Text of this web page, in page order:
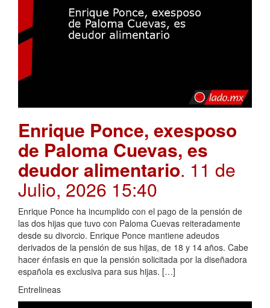
Enrique Ponce, exesposo
de Paloma Cuevas, es
deudor alimentario. 11 de
Julio, 2026 15:40
Enrique Ponce ha incumplido con el pago de la pensión de
las dos hijas que tuvo con Paloma Cuevas reiteradamente
desde su divorcio. Enrique Ponce mantiene adeudos
derivados de la pensión de sus hijas, de 18 y 14 años. Cabe
hacer énfasis en que la pensión solicitada por la diseñadora
española es exclusiva para sus hijas. […]
Entrelineas